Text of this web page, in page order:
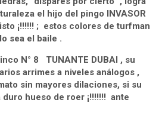
el hijo del pingo INVASOR
¡!!!!!! ; estos colores de turfman
sea el baile .
N° 8 TUNANTE DUBAI , su
arrimes a niveles análogos ,
sin mayores dilaciones, si su
duro hueso de roer ¡!!!!!!! ante